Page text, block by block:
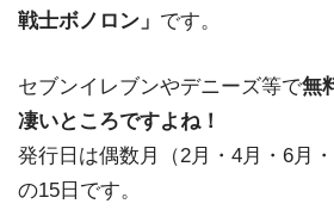
戦士ボノロン」 です。
セブンイレブンやデニーズ等で無
凄いところですよね！
発行日は偶数月（2月・4月・6月・
の15日です。